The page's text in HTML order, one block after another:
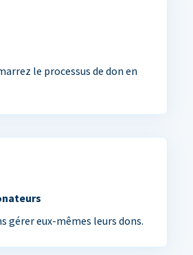
le processus de don en
gérer eux-mêmes leurs dons.